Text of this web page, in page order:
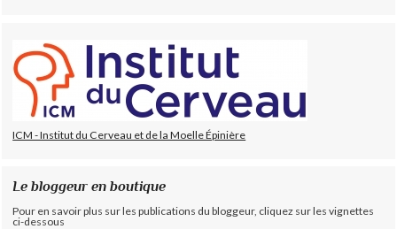
ICM - Institut du Cerveau et de la Moelle Épinière
Le bloggeur en boutique
Pour en savoir plus sur les publications du bloggeur, cliquez sur les vignettes
ci-dessous